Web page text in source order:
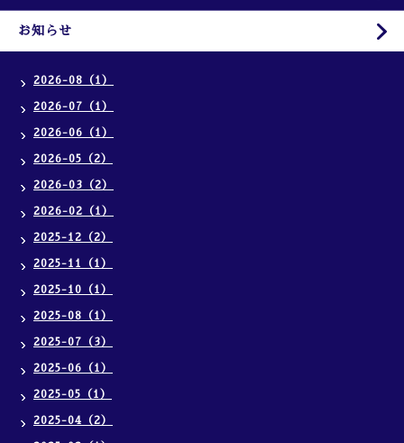
お知らせ
2026-08（1）
2026-07（1）
2026-06（1）
2026-05（2）
2026-03（2）
2026-02（1）
2025-12（2）
2025-11（1）
2025-10（1）
2025-08（1）
2025-07（3）
2025-06（1）
2025-05（1）
2025-04（2）